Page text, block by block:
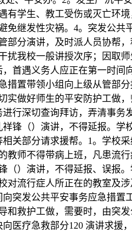
学生、教工受伤或灭亡环
继发性灾祸。4。突发公
分演讲，及时派人员协帮
我校一般讲授次序；因取
首遇义务人应正在第一时
置带领小组向上级从管部
做好师生的平安防护工做
深切查询拜访，弄清事务
锋（）演讲，不得延报。
关部分请求援帮。1。学校
师不得带病上班，凡患流
）演讲，不得延报、误报
流行症人所正在的教室及
突发公共平安事务应急措
救护工做，需要时，由突
医疗急救部分120 演讲求援